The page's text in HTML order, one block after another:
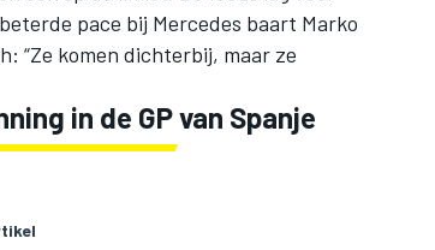
pace bij Mercedes baart Marko
“Ze komen dichterbij, maar ze
in de GP van Spanje